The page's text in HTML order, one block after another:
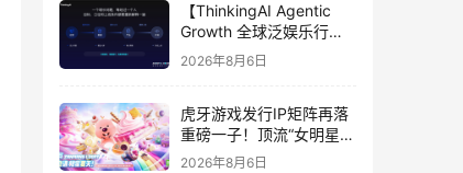
【ThinkingAI Agentic
Growth 全球泛娱乐行业
峰会】Agent 时代，人到
底负责什么
2026年8月6日
虎牙游戏发行IP矩阵再落
重磅一子！顶流“女明星”
ZANMANG LOOPY 正版
2026年8月6日